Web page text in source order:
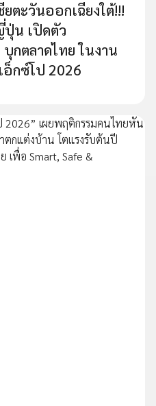
ตะวันออกเฉียงใต้!!!
น เปิดตัว
บุกตลาดไทย ในงาน
อ็กซ์โป 2026